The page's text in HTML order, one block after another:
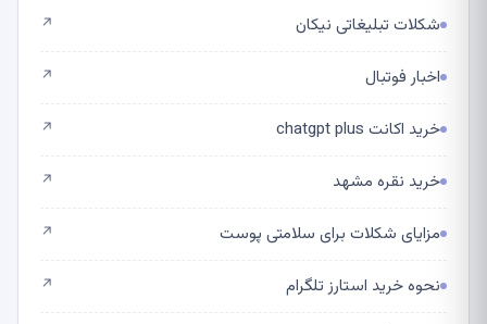
شکلات تبلیغاتی نیکان ↗
اخبار فوتبال ↗
خرید اکانت chatgpt plus ↗
خرید نقره مشهد ↗
مزایای شکلات برای سلامتی پوست ↗
نحوه خرید استارز تلگرام ↗